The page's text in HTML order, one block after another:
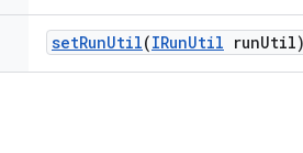
setRunUtil(IRunUtil runUtil)